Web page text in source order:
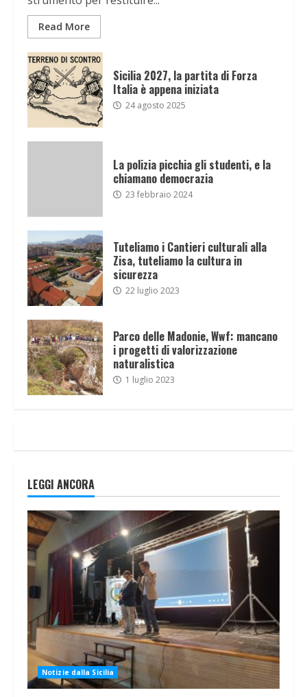
Read More
Sicilia 2027, la partita di Forza
Italia è appena iniziata
24 agosto 2025
La polizia picchia gli studenti, e la
chiamano democrazia
23 febbraio 2024
Tuteliamo i Cantieri culturali alla
Zisa, tuteliamo la cultura in
sicurezza
22 luglio 2023
Parco delle Madonie, Wwf: mancano
i progetti di valorizzazione
naturalistica
1 luglio 2023
LEGGI ANCORA
Notizie dalla Sicilia